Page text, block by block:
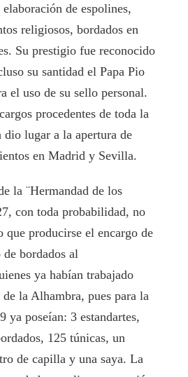
de espolines,
religiosos, bordados en
Su prestigio fue reconocido
su santidad el Papa Pio
el uso de su sello personal.
procedentes de toda la
dio lugar a la apertura de
en Madrid y Sevilla.
la ¨Hermandad de los
con toda probabilidad, no
que producirse el encargo de
bordados al
ya habían trabajado
la Alhambra, pues para la
ya poseían: 3 estandartes,
125 túnicas, un
de capilla y una saya. La